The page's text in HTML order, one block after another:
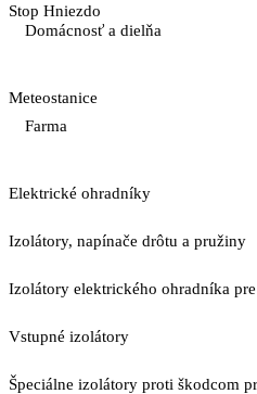
Stop Hniezdo
Domácnosť a dielňa
Meteostanice
Farma
Elektrické ohradníky
Izolátory, napínače drôtu a pružiny
Izolátory elektrického ohradníka
Vstupné izolátory
Špeciálne izolátory proti škodcom